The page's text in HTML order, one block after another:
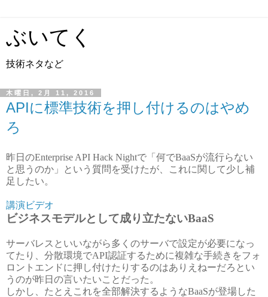
ぶいてく
技術ネタなど
木曜日, 2月 11, 2016
APIに標準技術を押し付けるのはやめ
ろ
昨日のEnterprise API Hack Nightで「何でBaaSが流行らない
と思うのか」という質問を受けたが、これに関して少し補
足したい。
講演ビデオ
ビジネスモデルとして成り立たないBaaS
サーバレスといいながら多くのサーバで設定が必要になっ
てたり、分散環境でAPI認証するために複雑な手続きをフォ
ロントエンドに押し付けたりするのはありえねーだろとい
うのが昨日の言いたいことだった。
しかし、たとえこれを全部解決するようなBaaSが登場した